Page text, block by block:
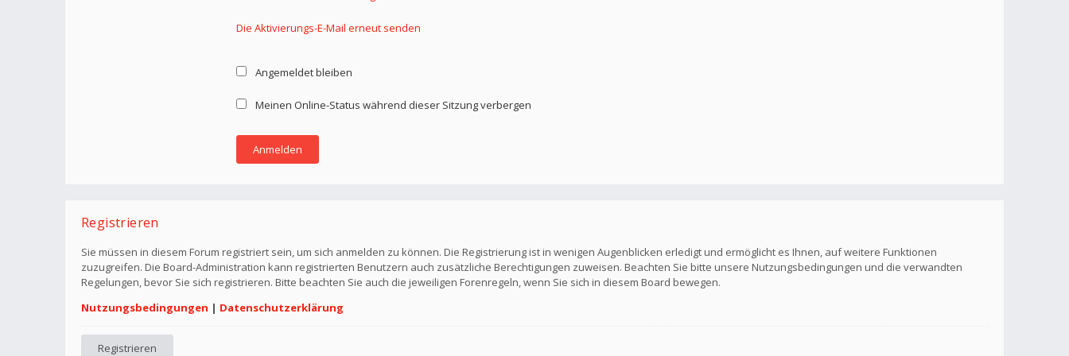
Die Aktivierungs-E-Mail erneut senden
Angemeldet bleiben
Meinen Online-Status während dieser Sitzung verbergen
Registrieren
Sie müssen in diesem Forum registriert sein, um sich anmelden zu können. Die Registrierung ist in wenigen Augenblicken erledigt und ermöglicht es Ihnen, auf weitere Funktionen
zuzugreifen. Die Board-Administration kann registrierten Benutzern auch zusätzliche Berechtigungen zuweisen. Beachten Sie bitte unsere Nutzungsbedingungen und die verwandten
Regelungen, bevor Sie sich registrieren. Bitte beachten Sie auch die jeweiligen Forenregeln, wenn Sie sich in diesem Board bewegen.
Nutzungsbedingungen | Datenschutzerklärung
Registrieren